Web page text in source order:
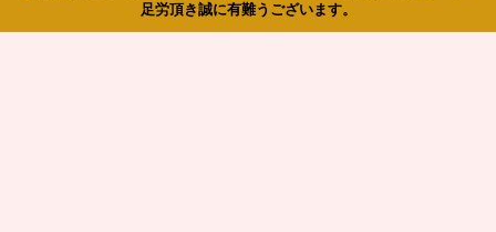
足労頂き誠に有難うございます。